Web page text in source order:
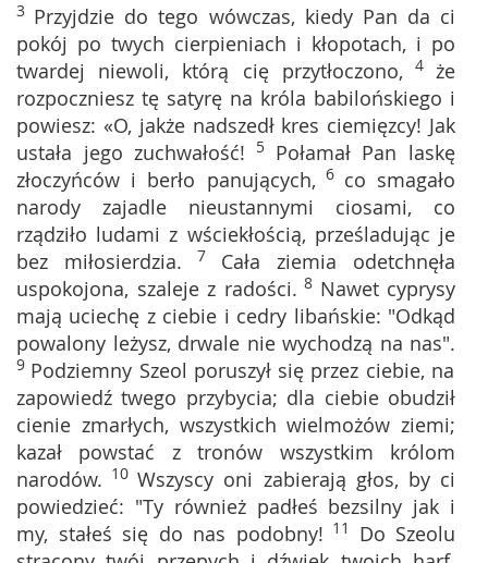
3 Przyjdzie do tego wówczas, kiedy Pan da ci
pokój po twych cierpieniach i kłopotach, i po
twardej niewoli, którą cię przytłoczono, 4 że
rozpoczniesz tę satyrę na króla babilońskiego i
powiesz: «O, jakże nadszedł kres ciemięzcy! Jak
ustała jego zuchwałość! 5 Połamał Pan laskę
złoczyńców i berło panujących, 6 co smagało
narody zajadle nieustannymi ciosami, co
rządziło ludami z wściekłością, prześladując je
bez miłosierdzia. 7 Cała ziemia odetchnęła
uspokojona, szaleje z radości. 8 Nawet cyprysy
mają uciechę z ciebie i cedry libańskie: "Odkąd
powalony leżysz, drwale nie wychodzą na nas".
9 Podziemny Szeol poruszył się przez ciebie, na
zapowiedź twego przybycia; dla ciebie obudził
cienie zmarłych, wszystkich wielmożów ziemi;
kazał powstać z tronów wszystkim królom
narodów. 10Wszyscy oni zabierają głos, by ci
powiedzieć: "Ty również padłeś bezsilny jak i
my, stałeś się do nas podobny! 11 Do Szeolu